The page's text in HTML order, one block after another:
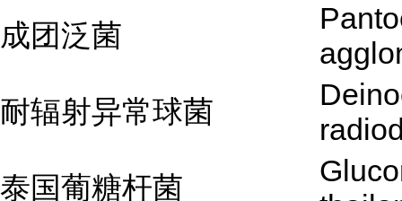
成团泛菌
耐辐射异常球菌
泰国葡糖杆菌